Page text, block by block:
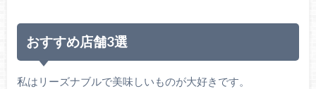
おすすめ店舗3選
私はリーズナブルで美味しいものが大好きです。